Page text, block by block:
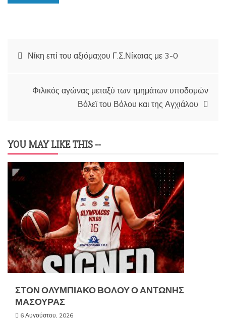
άρθρωνΝίκη επί του αξιόμαχου Γ.Σ.Νίκαιας με 3-0
Φιλικός αγώνας μεταξύ των τμημάτων υποδομών
Βόλεϊ του Βόλου και της Αγχιάλου
YOU MAY LIKE THIS --
ΣΤΟΝ ΟΛΥΜΠΙΑΚΟ ΒΟΛΟΥ Ο ΑΝΤΩΝΗΣ
ΜΑΣΟΥΡΑΣ
6 Αυγούστου, 2026